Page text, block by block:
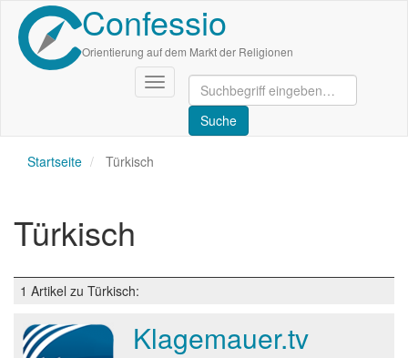
Direkt
zum
Inhalt
Confessio
Orientierung auf dem Markt der Religionen
Navigation
aktivieren/deaktivieren
Startseite Türkisch
Türkisch
1 Artikel zu Türkisch:
Klagemauer.tv